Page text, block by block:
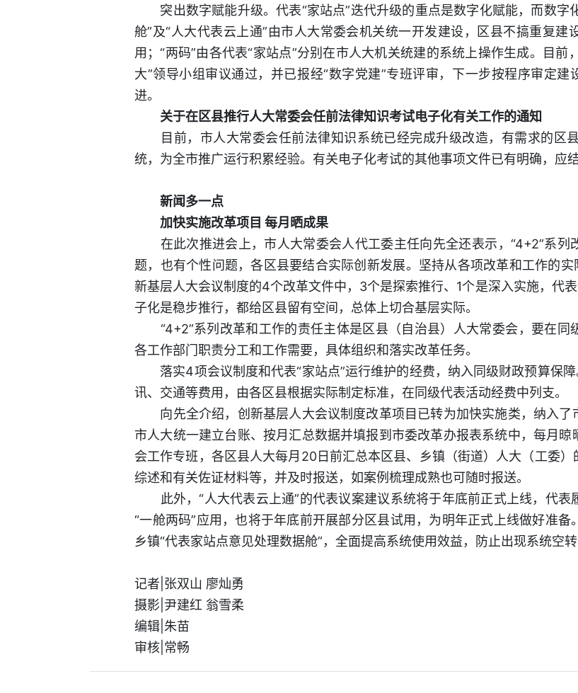
突出数字赋能升级。代表“家站点”迭代升级的重点是数字化赋能，而数字
舱”及“人大代表云上通”由市人大常委会机关统一开发建设，区县不搞重复
用；“两码”由各代表“家站点”分别在市人大机关统建的系统上操作生成。目前
大”领导小组审议通过，并已报经“数字党建”专班评审，下一步按程序审定建
进。
关于在区县推行人大常委会任前法律知识考试电子化有关工作的通知
目前，市人大常委会任前法律知识系统已经完成升级改造，有需求的区
统，为全市推广运行积累经验。有关电子化考试的其他事项文件已有明确，应
新闻多一点
加快实施改革项目 每月晒成果
在此次推进会上，市人大常委会人代工委主任向先全还表示，“4+2”系列
题，也有个性问题，各区县要结合实际创新发展。坚持从各项改革和工作的实
新基层人大会议制度的4个改革文件中，3个是探索推行、1个是深入实施，代
子化是稳步推行，都给区县留有空间，总体上切合基层实际。
“4+2”系列改革和工作的责任主体是区县（自治县）人大常委会，要在同
各工作部门职责分工和工作需要，具体组织和落实改革任务。
落实4项会议制度和代表“家站点”运行维护的经费，纳入同级财政预算保障
讯、交通等费用，由各区县根据实际制定标准，在同级代表活动经费中列支。
向先全介绍，创新基层人大会议制度改革项目已转为加快实施类，纳入了
市人大统一建立台账、按月汇总数据并填报到市委改革办报表系统中，每月
会工作专班，各区县人大每月20日前汇总本区县、乡镇（街道）人大（工委
综述和有关佐证材料等，并及时报送，如案例梳理成熟也可随时报送。
此外，“人大代表云上通”的代表议案建议系统将于年底前正式上线，代表
“一舱两码”应用，也将于年底前开展部分区县试用，为明年正式上线做好准备
乡镇“代表家站点意见处理数据舱”，全面提高系统使用效益，防止出现系统空转
记者|张双山 廖灿勇
摄影|尹建红 翁雪柔
编辑|朱苗
审核|常畅